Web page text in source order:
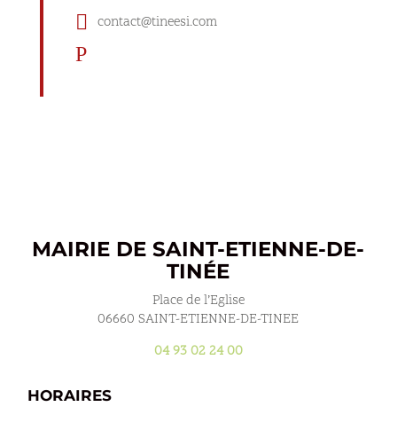
 contact@tineesi.com
P
MAIRIE DE SAINT-ETIENNE-DE-
TINÉE
Place de l’Eglise
06660 SAINT-ETIENNE-DE-TINEE
04 93 02 24 00
HORAIRES